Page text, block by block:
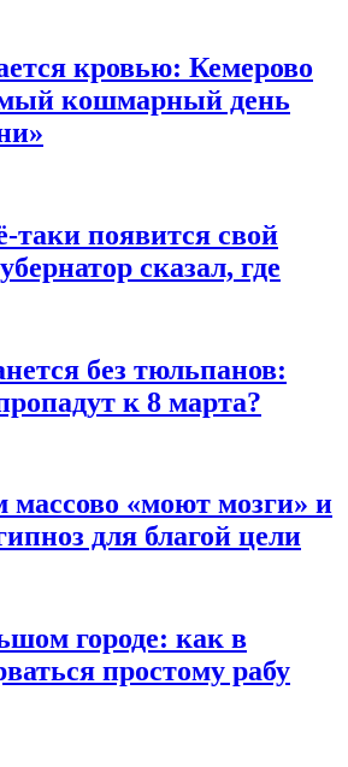
кровью: Кемерово
кошмарный день
таки появится свой
сказал, где
без тюльпанов:
к 8 марта?
массово «моют мозги» и
для благой цели
городе: как в
простому рабу